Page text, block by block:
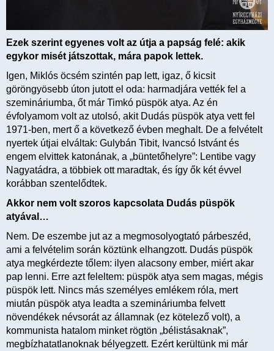
Ezek szerint egyenes volt az útja a papság felé: akik
egykor misét játszottak, mára papok lettek.
Igen, Miklós öcsém szintén pap lett, igaz, ő kicsit
göröngyösebb úton jutott el oda: harmadjára vették fel a
szemináriumba, őt már Timkó püspök atya. Az én
évfolyamom volt az utolsó, akit Dudás püspök atya vett fel
1971-ben, mert ő a következő évben meghalt. De a felvételt
nyertek útjai elváltak: Gulybán Tibit, Ivancsó Istvánt és
engem elvittek katonának, a „büntetőhelyre”: Lentibe vagy
Nagyatádra, a többiek ott maradtak, és így ők két évvel
korábban szentelődtek.
Akkor nem volt szoros kapcsolata Dudás püspök
atyával…
Nem. De eszembe jut az a megmosolyogtató párbeszéd,
ami a felvételim során köztünk elhangzott. Dudás püspök
atya megkérdezte tőlem: ilyen alacsony ember, miért akar
pap lenni. Erre azt feleltem: püspök atya sem magas, mégis
püspök lett. Nincs más személyes emlékem róla, mert
miután püspök atya leadta a szemináriumba felvett
növendékek névsorát az államnak (ez kötelező volt), a
kommunista hatalom minket rögtön „bélistásaknak”,
megbízhatatlanoknak bélyegzett. Ezért kerültünk mi már